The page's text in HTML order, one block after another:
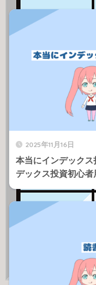
2025年11月16日
本当にインデック
デックス投資初心者